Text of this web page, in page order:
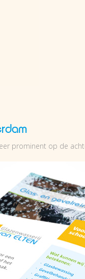
prominent op de